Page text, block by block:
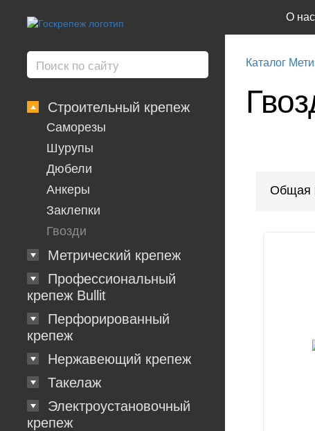
Строительный крепеж
Саморезы
Шурупы
Дюбели
Анкеры
Заклепки
Гвозди
Метрический крепеж
Профессиональный
крепеж Bullit
Перфорированный
крепеж
Нержавеющий крепеж
Такелаж
Электроустановочный
крепеж
О нас
Каталог
Общая